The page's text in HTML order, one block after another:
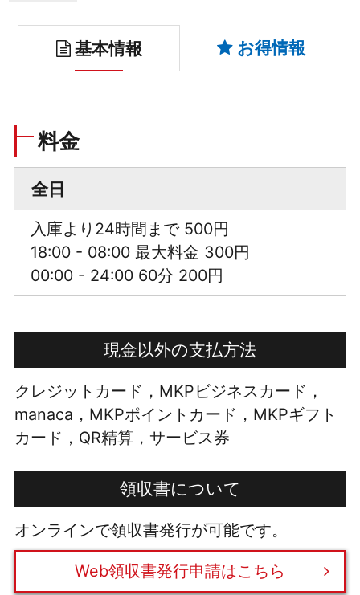
基本情報 お得情報
料金
全日
入庫より24時間まで 500円
18:00 - 08:00 最大料金 300円
00:00 - 24:00 60分 200円
現金以外の支払方法
クレジットカード，MKPビジネスカード，
manaca，MKPポイントカード，MKPギフト
カード，QR精算，サービス券
領収書について
オンラインで領収書発行が可能です。
Web領収書発行申請はこちら